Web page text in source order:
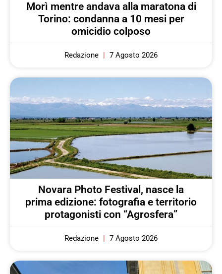
Morì mentre andava alla maratona di
Torino: condanna a 10 mesi per
omicidio colposo
Redazione 7 Agosto 2026
Novara Photo Festival, nasce la
prima edizione: fotografia e territorio
protagonisti con “Agrosfera”
Redazione 7 Agosto 2026